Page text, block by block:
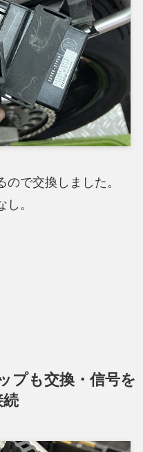
で交換しました。
。
プも交換・信号を
続